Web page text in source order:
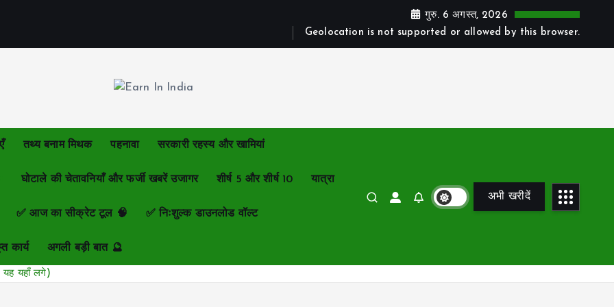
गुरु. 6 अगस्त, 2026
Geolocation is not supported or allowed by this browser.
तथ्य बनाम मिथक पहनावा सरकारी रहस्य और खामियां
घोटाले की चेतावनियाँ और फर्जी खबरें उजागर शीर्ष 5 और शीर्ष 10 यात्रा
✅ आज का सीक्रेट टूल 🧠 ✅ निःशुल्क डाउनलोड वॉल्ट
कार्य अगली बड़ी बात 🔮
अभी खरीदें
यहाँ लगे)